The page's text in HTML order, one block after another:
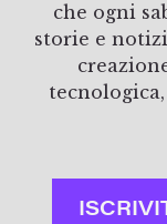
che ogni
storie e